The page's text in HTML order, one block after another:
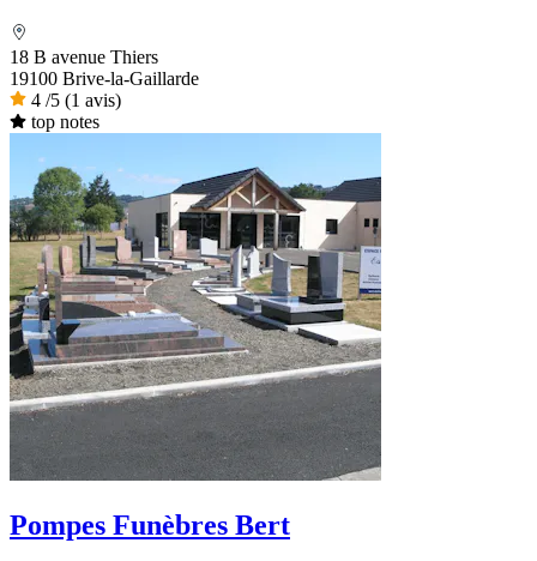
18 B avenue Thiers
19100 Brive-la-Gaillarde
4 /5 (1 avis)
top notes
Pompes Funèbres Bert